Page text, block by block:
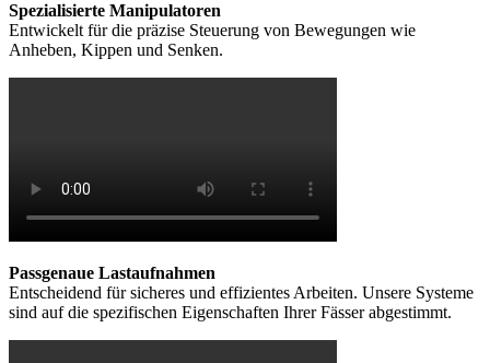
Spezialisierte Manipulatoren
Entwickelt für die präzise Steuerung von Bewegungen wie
Anheben, Kippen und Senken.
Passgenaue Lastaufnahmen
Entscheidend für sicheres und effizientes Arbeiten. Unsere Systeme
sind auf die spezifischen Eigenschaften Ihrer Fässer abgestimmt.